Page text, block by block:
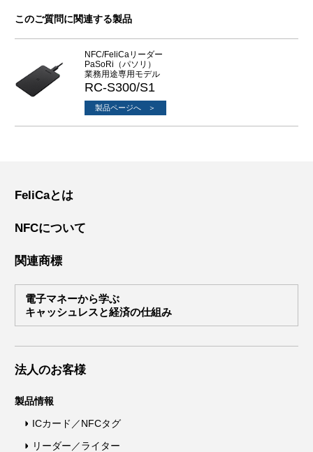
このご質問に関連する製品
NFC/FeliCaリーダー
PaSoRi（パソリ）
業務用途専用モデル
RC-S300/S1
製品ページへ
FeliCaとは
NFCについて
関連商標
電子マネーから学ぶ
キャッシュレスと経済の仕組み
法人のお客様
製品情報
ICカード／NFCタグ
リーダー／ライター